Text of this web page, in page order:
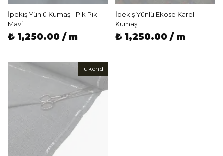
İpekiş Yünlü Kumaş - Pik Pik
Mavi
₺ 1,250.00 / m
İpekiş Yünlü Ekose Kareli
Kumaş
₺ 1,250.00 / m
Tükendi